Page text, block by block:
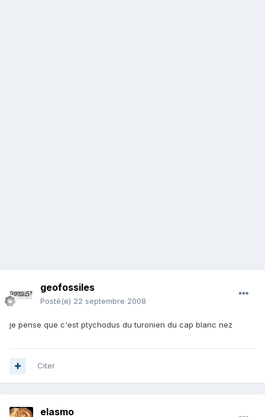
geofossiles
Posté(e) 22 septembre 2008
je pense que c'est ptychodus du turonien du cap blanc nez
Citer
elasmo